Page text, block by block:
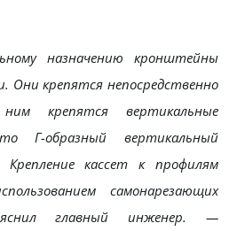
назначению кронштейны
Они крепятся непосредственно
крепятся вертикальные
Г-образный вертикальный
кассет к профилям
самонарезающих
главный инженер. —